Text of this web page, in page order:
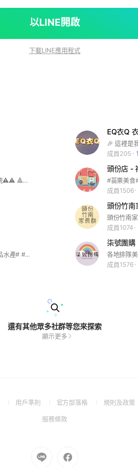
以LINE開啟
下載LINE應用程式
EQ衣Q
成員205
⚠️⚠️請大家再重新點選、開通系統⚠️⚠️ 🔺🔺才能在第一時間收到，系統到貨通知🔺🔺 步驟1.👇點以下連結，以Facebook帳號繼續連結👇 https://iplus1go.com/XingShiDai 步驟2.👇一定要完成點選，貨到才能收到系統通知👇 https://m.me/101929529110024?ref=3410578128962746 按『開始使用』、『開啟通知』，避免漏收到通知訊息哦！ ✔️有問題歡迎詢問，或是帶手機到店 ✔️我們協助開通🙋🙋‍♂️ 營業時間： 平日 早上9:00-晚上21:00 週六 早上9:00-中午12:00 （開啟完成✅麻煩幫我+1）
頭份店 -
成員1506
成員1074
#團購美食，生活日用# #團購肉品水產# #頭份竹南團購# #頭份美食#
柒號團購
成員1576
還有其他眾多社群等您來探索
顯示更多
(Open用戶準則
(Open
a
官方部落格
(Open規則及政策
服務條款(Open
window)
Go
to
Go
to